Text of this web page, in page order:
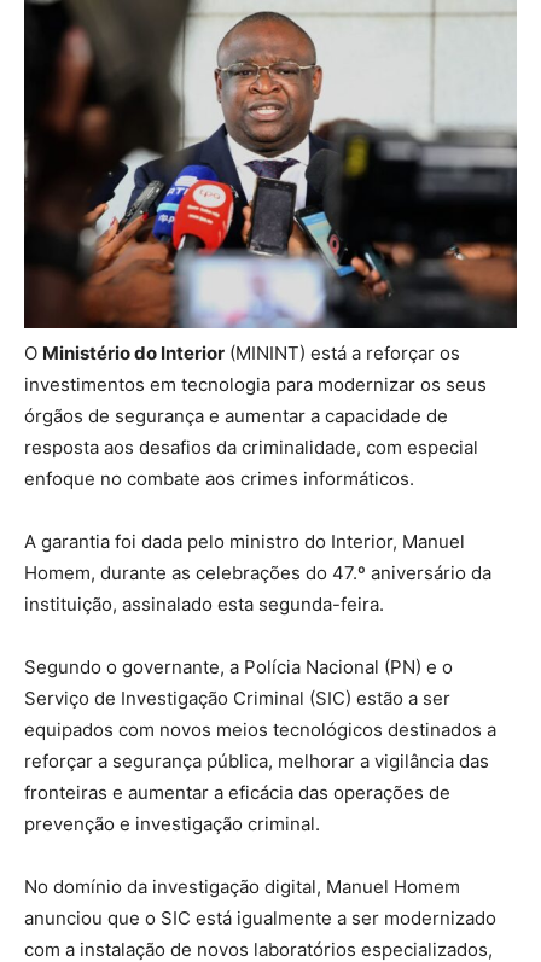
O Ministério do Interior (MININT) está a reforçar os
investimentos em tecnologia para modernizar os seus
órgãos de segurança e aumentar a capacidade de
resposta aos desafios da criminalidade, com especial
enfoque no combate aos crimes informáticos.
A garantia foi dada pelo ministro do Interior, Manuel
Homem, durante as celebrações do 47.º aniversário da
instituição, assinalado esta segunda-feira.
Segundo o governante, a Polícia Nacional (PN) e o
Serviço de Investigação Criminal (SIC) estão a ser
equipados com novos meios tecnológicos destinados a
reforçar a segurança pública, melhorar a vigilância das
fronteiras e aumentar a eficácia das operações de
prevenção e investigação criminal.
No domínio da investigação digital, Manuel Homem
anunciou que o SIC está igualmente a ser modernizado
com a instalação de novos laboratórios especializados,